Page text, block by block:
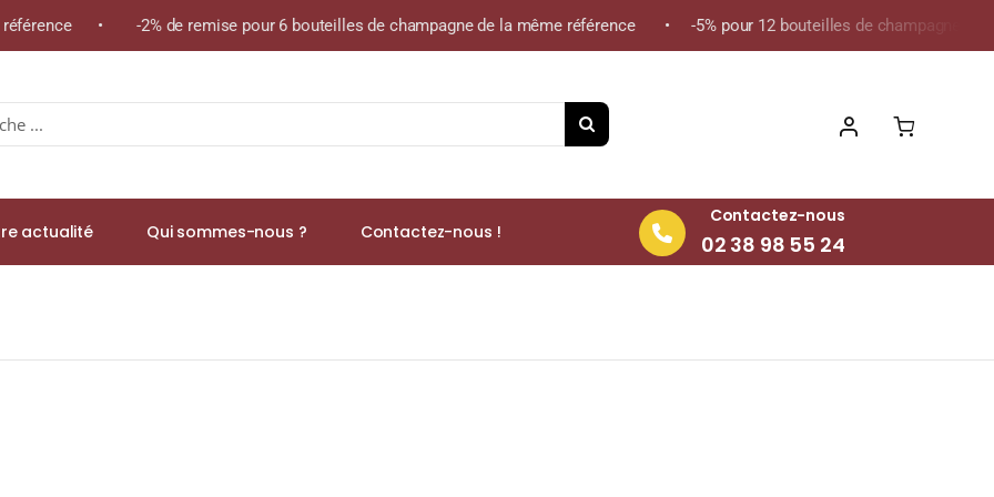
• -2% de remise pour 6 bouteilles de champagne de la même référence • -5% pour 12 bouteilles de champagne de la
actualité Qui sommes-nous ? Contactez-nous !
Contactez-nous
02 38 98 55 24